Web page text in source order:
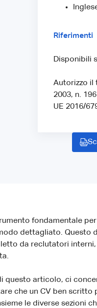
Riferimenti
Disponibili
Autorizzo il
2003, n.
UE 2016/
fondamentale
dettagliato. Questo
da reclutatori
questo articolo, ci
che un CV ben scritto
le diverse sezioni